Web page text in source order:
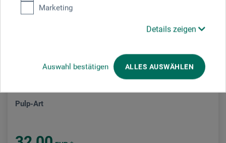
Marketing
Details zeigen
Auswahl bestätigen ALLES AUSWÄHLEN
Pulp-Art